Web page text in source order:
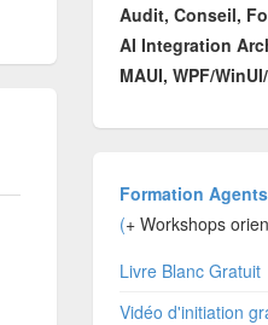
Audit, Conseil,
AI Integration
MAUI, WPF/
Formation
(+ Workshops
Livre Blanc Gratuit
Vidéo d'initiation